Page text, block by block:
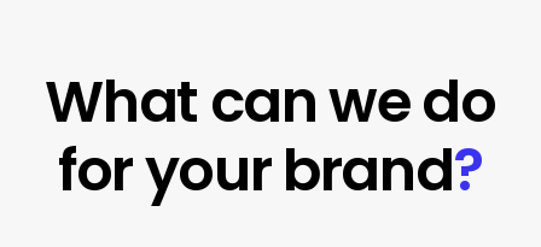
What can we do
for your brand?